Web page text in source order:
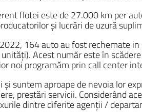
flotei este de 27.000 km per
și lucrări de uzură
164 auto au fost rechemate
Acest număr este în
noi programăm prin call center
și suntem aproape de nevoia lor
prestări servicii. Considerând
dintre diferite agenții /